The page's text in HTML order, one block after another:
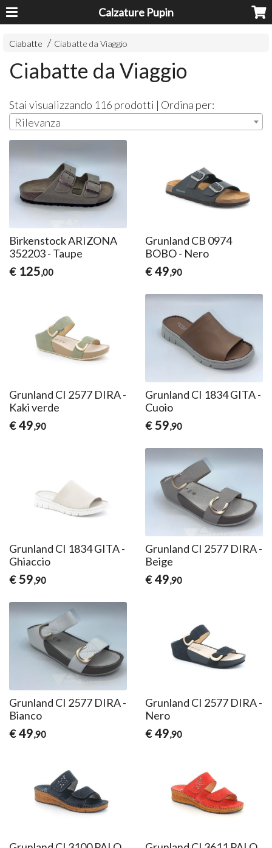
Calzature Pupin
Ciabatte Ciabatte da Viaggio
Ciabatte da Viaggio
Stai visualizzando 116 prodotti | Ordina per:
Rilevanza
Birkenstock ARIZONA
352203 - Taupe
€ 125,00
Grunland CB 0974
BOBO - Nero
€ 49,90
Grunland CI 2577 DIRA -
Kaki verde
€ 49,90
Grunland CI 1834 GITA -
Cuoio
€ 59,90
Grunland CI 1834 GITA -
Ghiaccio
€ 59,90
Grunland CI 2577 DIRA -
Beige
€ 49,90
Grunland CI 2577 DIRA -
Bianco
€ 49,90
Grunland CI 2577 DIRA -
Nero
€ 49,90